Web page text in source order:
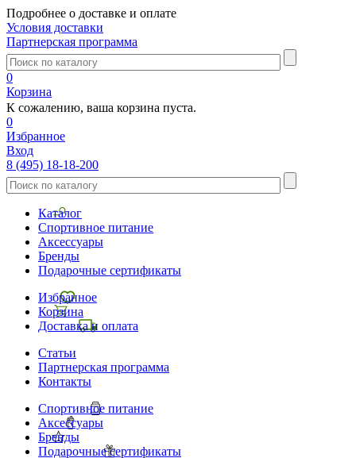
Подробнее о доставке и оплате
Условия доставки
Партнерская программа
0
Корзина
К сожалению, ваша корзина пуста.
0
Избранное
Вход
8 (495) 18-18-200
Каталог
Спортивное питание
Аксессуары
Бренды
Подарочные сертификаты
Избранное
Корзина
Доставка и оплата
Статьи
Партнерская программа
Контакты
Спортивное питание
Аксессуары
Бренды
Подарочные сертификаты